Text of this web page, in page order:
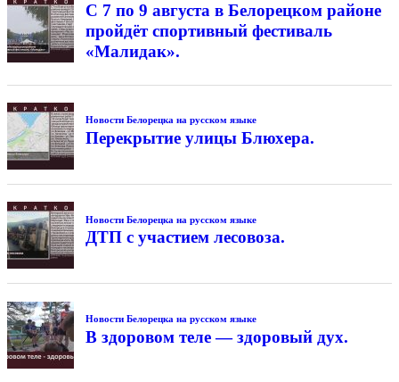
С 7 по 9 августа в Белорецком районе
пройдёт спортивный фестиваль
«Малидак».
Новости Белорецка на русском языке
Перекрытие улицы Блюхера.
Новости Белорецка на русском языке
ДТП с участием лесовоза.
Новости Белорецка на русском языке
В здоровом теле — здоровый дух.